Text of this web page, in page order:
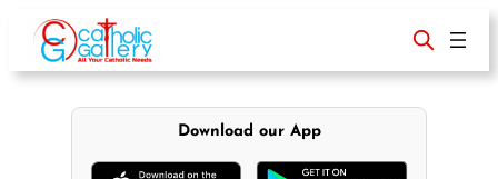
content
Download our App